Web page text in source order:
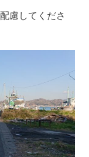
慮してくださ